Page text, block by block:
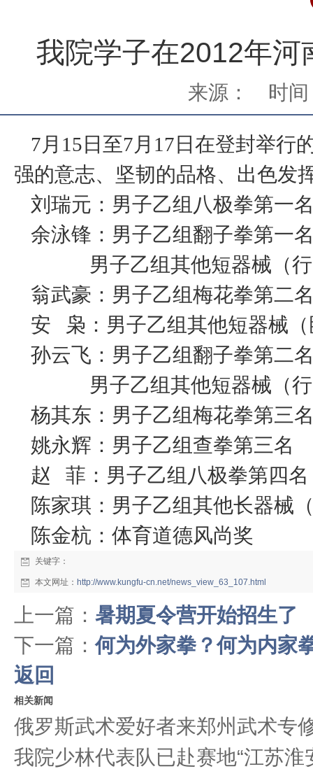
我院学子在2012年
来源： 时
7月15日至7月17日在登封举行
强的意志、坚韧的品格、出色发
刘瑞元：男子乙组八极拳第一
余泳锋：男子乙组翻子拳第一
男子乙组其他短器械（行
翁武豪：男子乙组梅花拳第二
安 枭：男子乙组其他短器械
孙云飞：男子乙组翻子拳第二
男子乙组其他短器械（行
杨其东：男子乙组梅花拳第三
姚永辉：男子乙组查拳第三名
赵 菲：男子乙组八极拳第四名
陈家琪：男子乙组其他长器械
陈金杭：体育道德风尚奖
关键字：
本文网址： http://www.kungfu-cn.net/news_view_63_107.html
上一篇： 暑期夏令营开始招生了
下一篇：何为外家拳？何为内家
返回
相关新闻
俄罗斯武术爱好者来郑州武术专
我院少林代表队已赴赛地“江苏淮